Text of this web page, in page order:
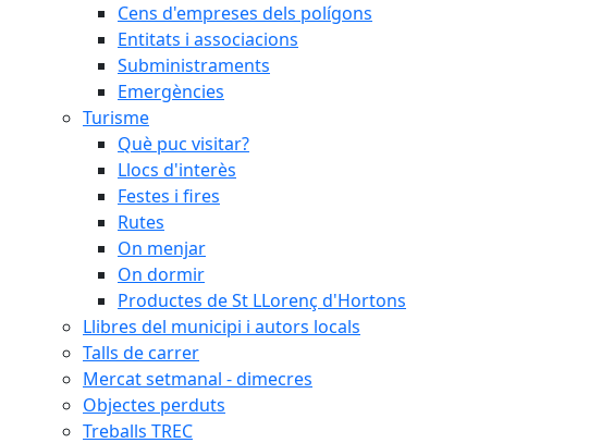
Cens d'empreses dels polígons
Entitats i associacions
Subministraments
Emergències
Turisme
Què puc visitar?
Llocs d'interès
Festes i fires
Rutes
On menjar
On dormir
Productes de St LLorenç d'Hortons
Llibres del municipi i autors locals
Talls de carrer
Mercat setmanal - dimecres
Objectes perduts
Treballs TREC